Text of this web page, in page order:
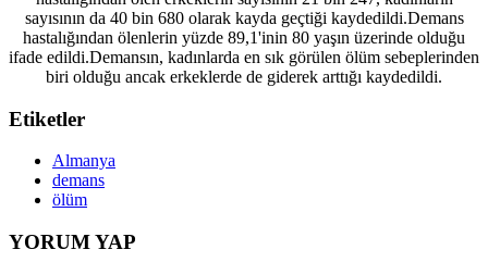
sayısının da 40 bin 680 olarak kayda geçtiği kaydedildi.Demans
hastalığından ölenlerin yüzde 89,1'inin 80 yaşın üzerinde olduğu
ifade edildi.Demansın, kadınlarda en sık görülen ölüm sebeplerinden
biri olduğu ancak erkeklerde de giderek arttığı kaydedildi.
Etiketler
Almanya
demans
ölüm
YORUM YAP